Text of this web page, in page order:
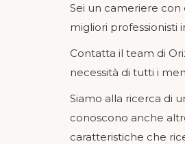
Sei un cameriere
migliori professionisti
Contatta il team di
necessità di tutti i
Siamo alla ricerca di
conoscono anche
caratteristiche che